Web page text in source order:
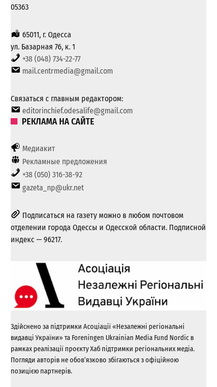
05363
65011, г. Одесса
ул. Базарная 76, к. 1
+38 (048) 734-22-77
mail.centrmedia@gmail.com
Связаться с главным редактором:
editorinchief.odesalife@gmail.com
РЕКЛАМА НА САЙТЕ
Медиакит
Рекламные предложения
+38 (050) 316-38-92
gazeta_np@ukr.net
Подписаться на газету можно в любом почтовом
отделении города Одессы и Одесской области. Подписной
индекс — 96217.
Здійснено за підтримки Асоціації «Незалежні регіональні
видавці України» та Foreningen Ukrainian Media Fund Nordic в
рамках реалізації проєкту Хаб підтримки регіональних медіа.
Погляди авторів не обов’язково збігаються з офіційною
позицією партнерів.